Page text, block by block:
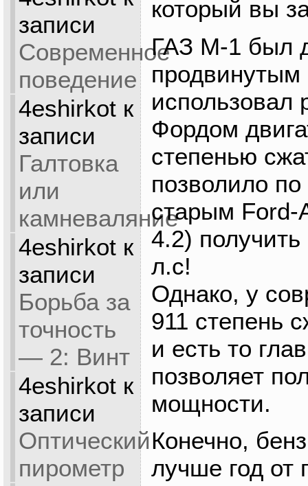
записи
Современное
поведение
4eshirkotк
записи
Галтовка
или
камневаляние
4eshirkotк
записи
Борьба за
точность
— 2: Винт
4eshirkotк
записи
Оптический
пирометр
который вы
ГАЗ М-1 был
использовал
Фордом
степенью
позволило
старым Ford-
4.2)
л.с!
Однако, у
911 степень
и есть то
позволяет
мощности.
Конечно,
лучше год от